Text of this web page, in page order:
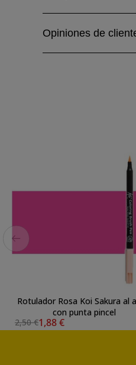
Opiniones de
Rotulador Rosa Koi Sakura al
con punta pincel
2,50 €1,88 €